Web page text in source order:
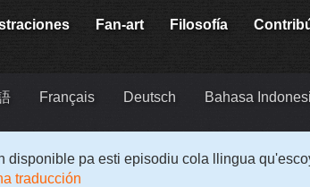
Fan-art Filosofía
Français Deutsch Bahasa
disponible pa esti episodiu cola llingua
traducción